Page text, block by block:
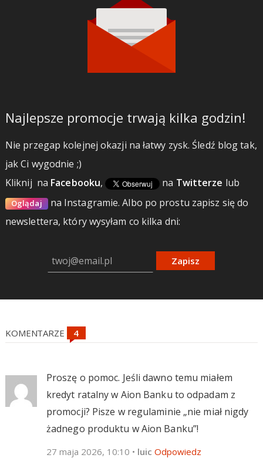
Najlepsze promocje trwają kilka godzin!
Nie przegap kolejnej okazji na łatwy zysk. Śledź blog tak,
jak Ci wygodnie ;)
Kliknij na Facebooku, na Twitterze lub
Oglądaj na Instagramie.Albo po prostu zapisz się do
newslettera, który wysyłam co kilka dni:
Zapisz
KOMENTARZE
Proszę o pomoc. Jeśli dawno temu miałem
kredyt ratalny w Aion Banku to odpadam z
promocji? Pisze w regulaminie „nie miał nigdy
żadnego produktu w Aion Banku”!
27 maja 2026, 10:10 • luic Odpowiedz